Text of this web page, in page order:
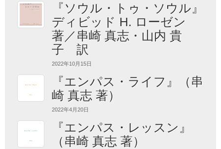
『ソウル・トゥ・ソウル』
ディビッド H. ローゼン
著／串崎 真志・山内 貴
子 訳
2022年10月15日
『エンパス・ライフ』（串
崎 真志 著）
2022年4月20日
『エンパス・レッスン』
（串崎 真志 著）